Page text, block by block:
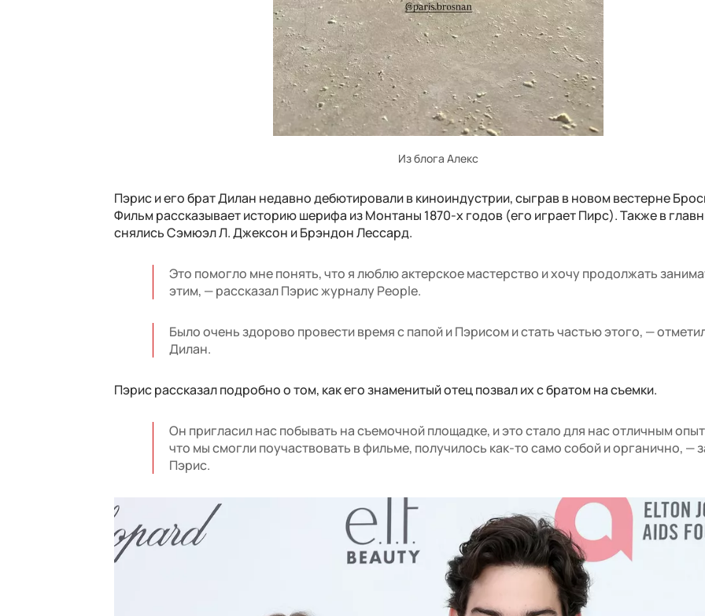
Из блога Алекс
Пэрис и его брат Дилан недавно дебютировали в киноиндустрии, сыграв в новом вестерне
Фильм рассказывает историю шерифа из Монтаны 1870-х годов (его играет Пирс). Также в
снялись Сэмюэл Л. Джексон и Брэндон Лессард.
Это помогло мне понять, что я люблю актерское мастерство и хочу продолжать
этим, — рассказал Пэрис журналу People.
Было очень здорово провести время с папой и Пэрисом и стать частью этого, —
Дилан.
Пэрис рассказал подробно о том, как его знаменитый отец позвал их с братом на съемки.
Он пригласил нас побывать на съемочной площадке, и это стало для нас отличным
что мы смогли поучаствовать в фильме, получилось как-то само собой и органично, —
Пэрис.